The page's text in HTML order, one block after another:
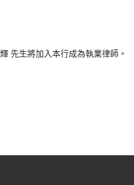
先生將加入本行成為執業律師。